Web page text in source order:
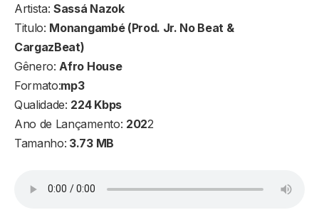
Artista:Sassá Nazok
Titulo: Monangambé (Prod. Jr. No Beat &
CargazBeat)
Gênero: Afro House
Formato:mp3
Qualidade: 224 Kbps
Ano de Lançamento: 2022
Tamanho: 3.73 MB